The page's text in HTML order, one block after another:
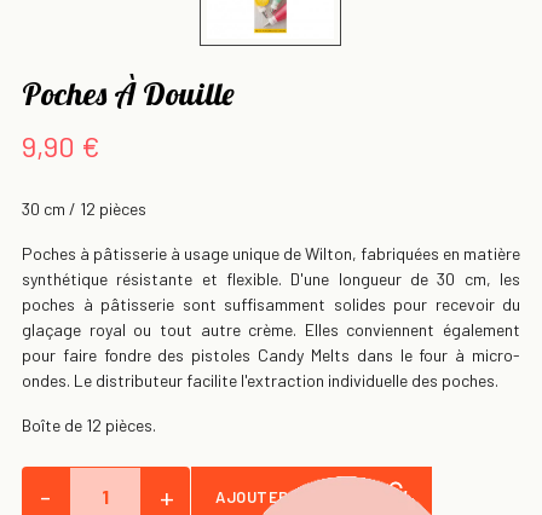
Poches À Douille
9,90 €
30 cm / 12 pièces
Poches à pâtisserie à usage unique de Wilton, fabriquées en matière
synthétique résistante et flexible. D'une longueur de 30 cm, les
poches à pâtisserie sont suffisamment solides pour recevoir du
glaçage royal ou tout autre crème. Elles conviennent également
pour faire fondre des pistoles Candy Melts dans le four à micro-
ondes. Le distributeur facilite l'extraction individuelle des poches.
Boîte de 12 pièces.
- + AJOUTER AU PANIER